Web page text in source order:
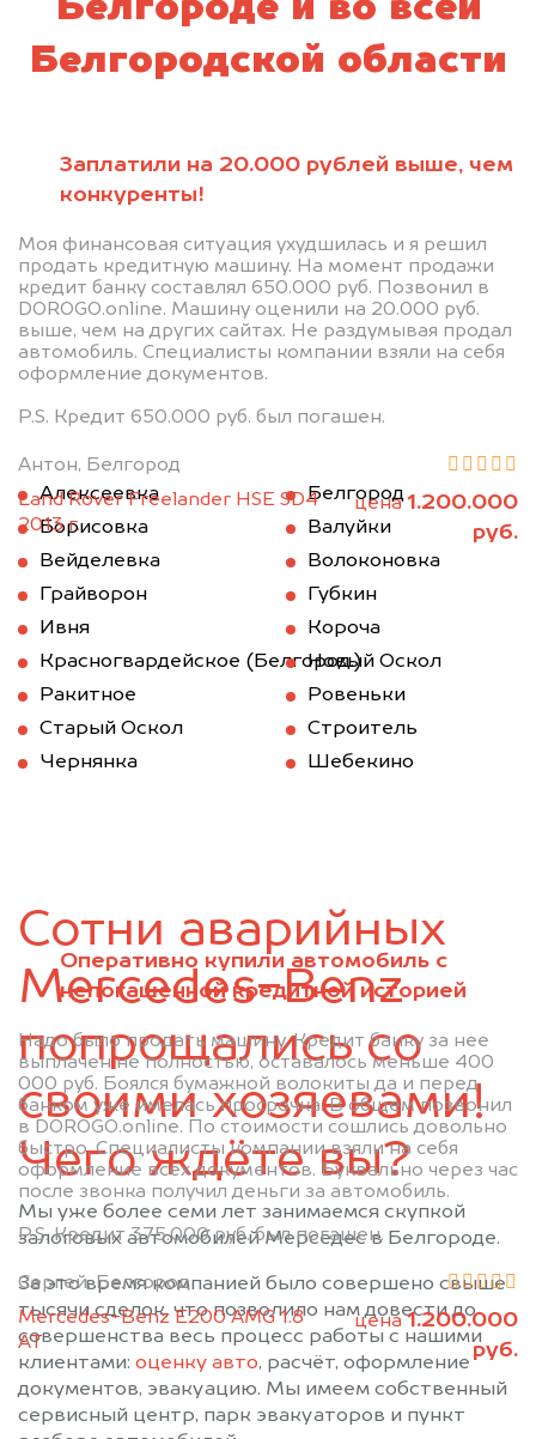
Заплатили на 20.000 рублей выше, чем
конкуренты!
Моя финансовая ситуация ухудшилась и я решил
продать кредитную машину. На момент продажи
кредит банку составлял 650.000 руб. Позвонил в
DOROGO.online. Машину оценили на 20.000 руб.
выше, чем на других сайтах. Не раздумывая продал
автомобиль. Специалисты компании взяли на себя
оформление документов.
P.S. Кредит 650.000 руб. был погашен.
Антон, Белгород
Land Rover Freelander HSE SD4
2013 г.
цена1.200.000
руб.
Оперативно купили автомобиль с
непогашенной кредитной историей
Надо было продать машину. Кредит банку за нее
выплачен не полностью, оставалось меньше 400
000 руб. Боялся бумажной волокиты да и перед
банком уже имелась просрочка. В общем позвонил
в DOROGO.online. По стоимости сошлись довольно
быстро. Специалисты компании взяли на себя
оформление всех документов. Буквально через час
после звонка получил деньги за автомобиль.
P.S. Кредит 375.000 руб. был погашен.
Сергей, Белгород
Mercedes-Benz E200 AMG 1.8
АТ
цена1.200.000
руб.
Белгороде и во всей
Белгородской области
Алексеевка
Белгород
Борисовка
Валуйки
Вейделевка
Волоконовка
Грайворон
Губкин
Ивня
Короча
Красногвардейское (Белгород.)Новый Оскол
Ракитное
Ровеньки
Старый Оскол
Строитель
Чернянка
Шебекино
Сотни аварийных
Mercedes-Benz
попрощались со
своими хозяевами!
Чего ждёте вы?
Мы уже более семи лет занимаемся скупкой
залоговых автомобилей Мерседес в Белгороде.
За это время компанией было совершено свыше
тысячи сделок, что позволило нам довести до
совершенства весь процесс работы с нашими
клиентами: оценку авто, расчёт, оформление
документов, эвакуацию. Мы имеем собственный
сервисный центр, парк эвакуаторов и пункт